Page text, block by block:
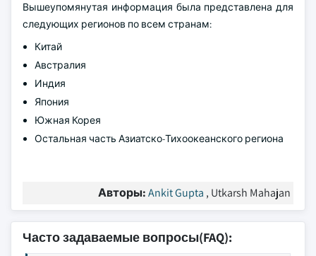
Вышеупомянутая информация была представлена для
следующих регионов по всем странам:
Китай
Австралия
Индия
Япония
Южная Корея
Остальная часть Азиатско-Тихоокеанского региона
Авторы:Ankit Gupta , Utkarsh Mahajan
Часто задаваемые вопросы(FAQ):